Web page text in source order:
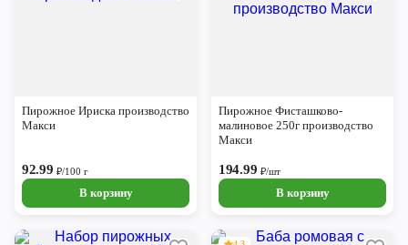
Пирожное Ириска производство
Макси
92.99₽/100 г
В корзину
Пирожное Фисташково-
малиновое 250г производство
Макси
194.99 ₽/шт
В корзину